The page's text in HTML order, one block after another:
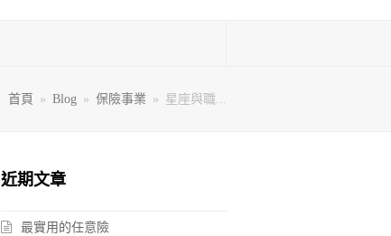
首頁 » Blog » 保險事業 » 星座與職...
近期文章
最實用的任意險